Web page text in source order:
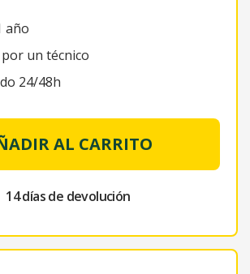
año
un técnico
24/48h
AL CARRITO
14 días de devolución